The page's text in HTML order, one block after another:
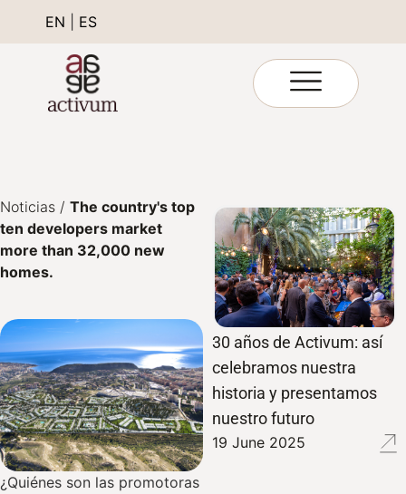
EN ES
Noticias / The country's top
ten developers market
more than 32,000 new
homes.
¿Quiénes son las promotoras
30 años de Activum: así
celebramos nuestra
historia y presentamos
nuestro futuro
19 June 2025